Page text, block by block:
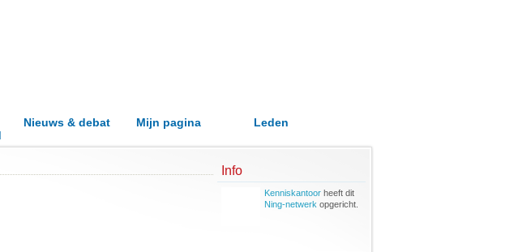
Nieuws & debat Mijn pagina Leden
Info
Kenniskantoorheeft dit
Ning-netwerk opgericht.